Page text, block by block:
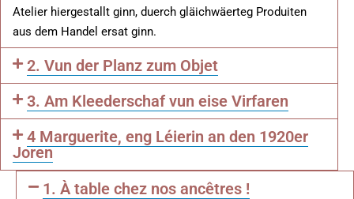
Atelier hiergestallt ginn, duerch gläichwäerteg Produiten
aus dem Handel ersat ginn.
2. Vun der Planz zum Objet
3. Am Kleederschaf vun eise Virfaren
4 Marguerite, eng Léierin an den 1920er
Joren
1. À table chez nos ancêtres !